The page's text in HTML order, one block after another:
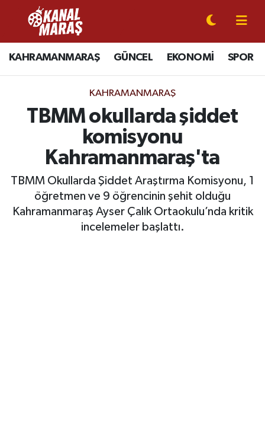
KAHRAMANMARAŞ GÜNCEL EKONOMİ SPOR
KAHRAMANMARAŞ
TBMM okullarda şiddet
komisyonu
Kahramanmaraş'ta
TBMM Okullarda Şiddet Araştırma Komisyonu, 1
öğretmen ve 9 öğrencinin şehit olduğu
Kahramanmaraş Ayser Çalık Ortaokulu’nda kritik
incelemeler başlattı.
CANLI YAYIN
KAHRAMANMARAŞ
SİYASET
EKONOMİ
Kahramanmaraş Nöbetçi Eczaneler
Kahramanmaraş Hava Durumu
Kahramanmaraş Trafik Yoğunluk Haritası
Süper Lig Puan Durumu ve Fikstür
Tüm Manşetler
Son Dakika Haberleri